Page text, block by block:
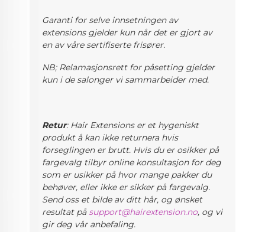
Garanti for selve innsetningen av
extensions gjelder kun når det er gjort av
en av våre sertifiserte frisører.
NB; Relamasjonsrett for påsetting gjelder
kun i de salonger vi sammarbeider med.
Retur: Hair Extensions er et hygeniskt
produkt å kan ikke returnera hvis
forseglingen er brutt. Hvis du er osikker på
fargevalg tilbyr online konsultasjon for deg
som er usikker på hvor mange pakker du
behøver, eller ikke er sikker på fargevalg.
Send oss et bilde av ditt hår, og ønsket
resultat på support@hairextension.no, og vi
gir deg vår anbefaling.